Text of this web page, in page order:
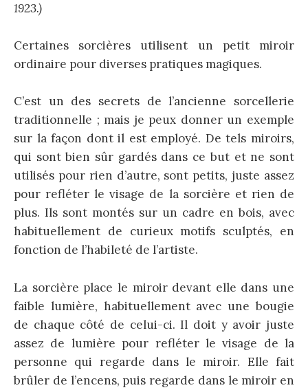
1923.)
Certaines sorcières utilisent un petit miroir
ordinaire pour diverses pratiques magiques.
C’est un des secrets de l’ancienne sorcellerie
traditionnelle ; mais je peux donner un exemple
sur la façon dont il est employé. De tels miroirs,
qui sont bien sûr gardés dans ce but et ne sont
utilisés pour rien d’autre, sont petits, juste assez
pour refléter le visage de la sorcière et rien de
plus. Ils sont montés sur un cadre en bois, avec
habituellement de curieux motifs sculptés, en
fonction de l’habileté de l’artiste.
La sorcière place le miroir devant elle dans une
faible lumière, habituellement avec une bougie
de chaque côté de celui-ci. Il doit y avoir juste
assez de lumière pour refléter le visage de la
personne qui regarde dans le miroir. Elle fait
brûler de l’encens, puis regarde dans le miroir en